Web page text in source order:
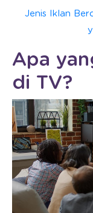
Jenis Iklan
Apa
di TV?